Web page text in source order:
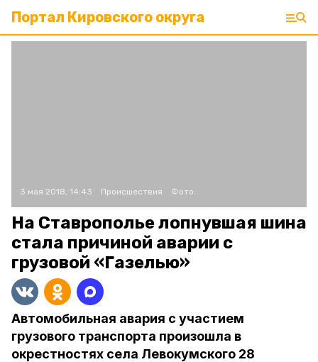
Портал Кировского округа
3 мая 2018, 14:43 Происшествия Фото:
На Ставрополье лопнувшая шина
стала причиной аварии с
грузовой «Газелью»
Автомобильная авария с участием
грузового транспорта произошла в
окрестностях села Левокумского 28